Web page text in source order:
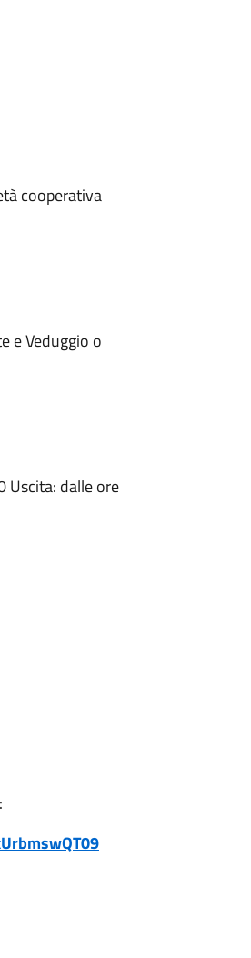
cooperativa
e Veduggio o
Uscita: dalle ore